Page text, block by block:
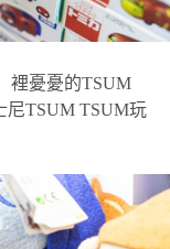
裡憂憂的TSUM
尼TSUM TSUM玩